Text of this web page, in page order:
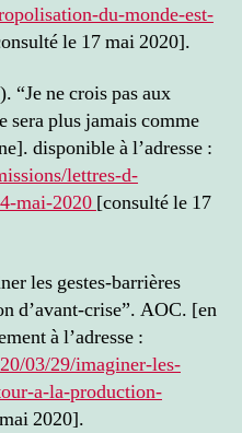
du-monde-est-
le 17 mai 2020].
ne crois pas aux
sera plus jamais comme
disponible à l’adresse :
lettres-d-
mai-2020 [consulté le 17
les gestes-barrières
d’avant-crise”. AOC. [en
à l’adresse :
03/29/imaginer-les-
a-la-production-
2020].